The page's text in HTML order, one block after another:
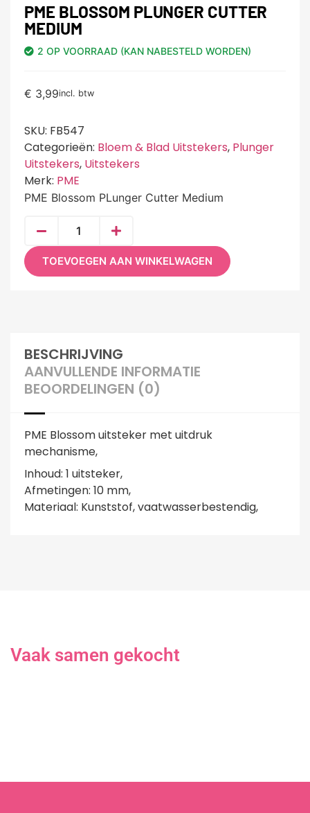
PME BLOSSOM PLUNGER CUTTER
MEDIUM
2 OP VOORRAAD (KAN NABESTELD WORDEN)
€ 3,99incl. btw
SKU: FB547
Categorieën: Bloem & Blad Uitstekers, Plunger
Uitstekers, Uitstekers
Merk: PME
PME Blossom PLunger Cutter Medium
TOEVOEGEN AAN WINKELWAGEN
BESCHRIJVING
AANVULLENDE INFORMATIE
BEOORDELINGEN (0)
PME Blossom uitsteker met uitdruk
mechanisme,
Inhoud: 1 uitsteker,
Afmetingen: 10 mm,
Materiaal: Kunststof, vaatwasserbestendig,
Vaak samen gekocht